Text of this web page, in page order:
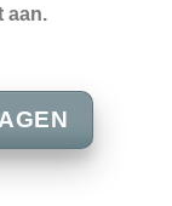
aan.